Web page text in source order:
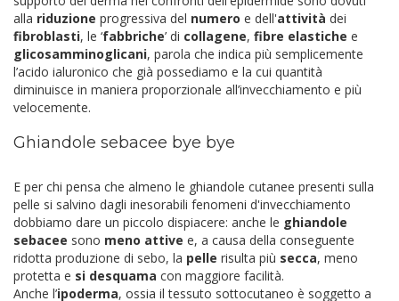
alla riduzione progressiva del numero e dell'attività dei
fibroblasti, le ‘fabbriche’ di collagene, fibre elastiche e
glicosamminoglicani, parola che indica più semplicemente
l’acido ialuronico che già possediamo e la cui quantità
diminuisce in maniera proporzionale all’invecchiamento e più
velocemente.
Ghiandole sebacee bye bye
E per chi pensa che almeno le ghiandole cutanee presenti sulla
pelle si salvino dagli inesorabili fenomeni d'invecchiamento
dobbiamo dare un piccolo dispiacere: anche le ghiandole
sebacee sono meno attive e, a causa della conseguente
ridotta produzione di sebo, la pelle risulta più secca, meno
protetta e si desquama con maggiore facilità.
Anche l’ipoderma, ossia il tessuto sottocutaneo è soggetto a